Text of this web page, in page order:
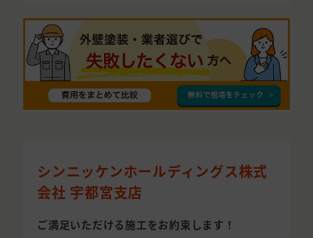
シンニッケンホールディングス株式
会社 宇都宮支店
ご満足いただける施工をお約束します！